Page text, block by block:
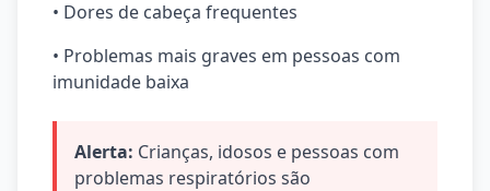
• Dores de cabeça frequentes
• Problemas mais graves em pessoas com
imunidade baixa
Alerta: Crianças, idosos e pessoas com
problemas respiratórios são